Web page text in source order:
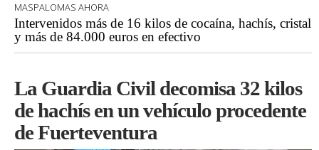
MASPALOMAS AHORA
Intervenidos más de 16 kilos de cocaína, hachís, cristal
y más de 84.000 euros en efectivo
La Guardia Civil decomisa 32 kilos
de hachís en un vehículo procedente
de Fuerteventura